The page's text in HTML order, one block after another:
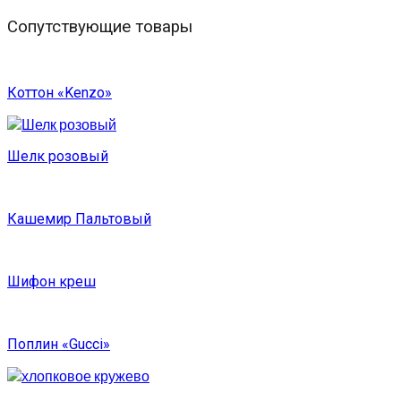
Сопутствующие товары
Коттон «Kenzo»
Шелк розовый
Кашемир Пальтовый
Шифон креш
Поплин «Gucci»